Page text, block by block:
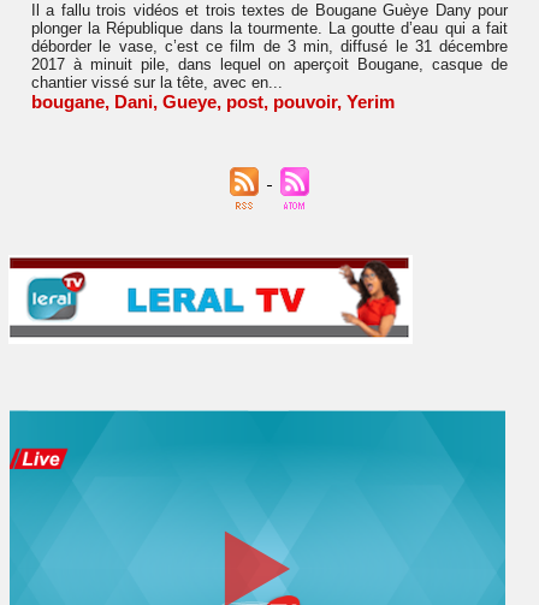
Il a fallu trois vidéos et trois textes de Bougane Guèye Dany pour
plonger la République dans la tourmente. La goutte d’eau qui a fait
déborder le vase, c’est ce film de 3 min, diffusé le 31 décembre
2017 à minuit pile, dans lequel on aperçoit Bougane, casque de
chantier vissé sur la tête, avec en...
bougane, Dani, Gueye, post, pouvoir, Yerim